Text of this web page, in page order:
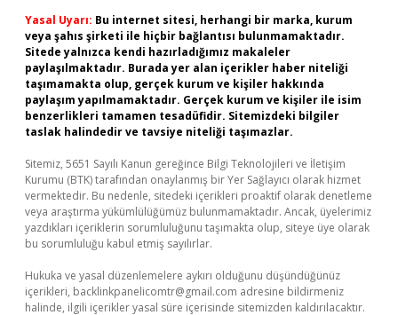
Yasal Uyarı: Bu internet sitesi, herhangi bir marka, kurum
veya şahıs şirketi ile hiçbir bağlantısı bulunmamaktadır.
Sitede yalnızca kendi hazırladığımız makaleler
paylaşılmaktadır. Burada yer alan içerikler haber niteliği
taşımamakta olup, gerçek kurum ve kişiler hakkında
paylaşım yapılmamaktadır. Gerçek kurum ve kişiler ile isim
benzerlikleri tamamen tesadüfidir. Sitemizdeki bilgiler
taslak halindedir ve tavsiye niteliği taşımazlar.
Sitemiz, 5651 Sayılı Kanun gereğince Bilgi Teknolojileri ve İletişim
Kurumu (BTK) tarafından onaylanmış bir Yer Sağlayıcı olarak hizmet
vermektedir. Bu nedenle, sitedeki içerikleri proaktif olarak denetleme
veya araştırma yükümlülüğümüz bulunmamaktadır. Ancak, üyelerimiz
yazdıkları içeriklerin sorumluluğunu taşımakta olup, siteye üye olarak
bu sorumluluğu kabul etmiş sayılırlar.
Hukuka ve yasal düzenlemelere aykırı olduğunu düşündüğünüz
içerikleri, backlinkpanelicomtr@gmail.com adresine bildirmeniz
halinde, ilgili içerikler yasal süre içerisinde sitemizden kaldırılacaktır.